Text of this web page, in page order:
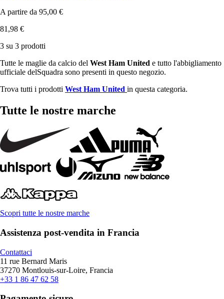
A partire da 95,00 €
81,98 €
3 su 3 prodotti
Tutte le maglie da calcio del West Ham United e tutto l'abbigliamento
ufficiale delSquadra sono presenti in questo negozio.
Trova tutti i prodotti West Ham United in questa categoria.
Tutte le nostre marche
Scopri tutte le nostre marche
Assistenza post-vendita in Francia
Contattaci
11 rue Bernard Maris
37270 Montlouis-sur-Loire, Francia
+33 1 86 47 62 58